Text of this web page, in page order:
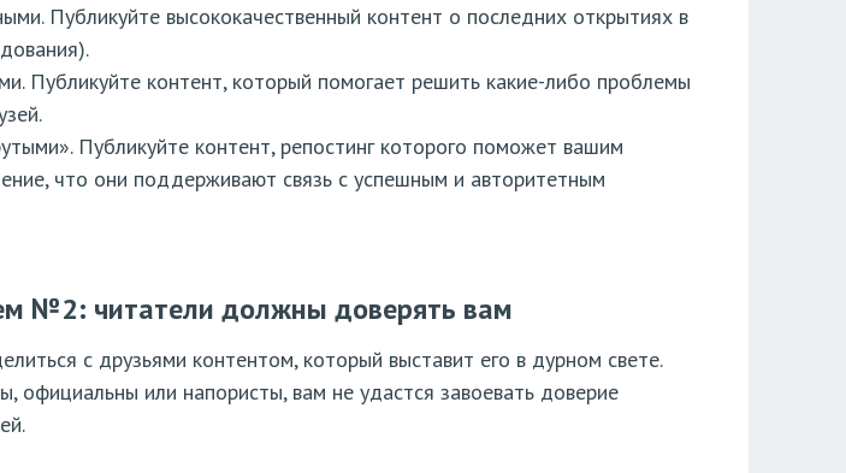
Публикуйте высококачественный контент о последних открытиях в
Публикуйте контент, который помогает решить какие-либо проблемы
Публикуйте контент, репостинг которого поможет вашим
что они поддерживают связь с успешным и авторитетным
№2: читатели должны доверять вам
с друзьями контентом, который выставит его в дурном свете.
официальны или напористы, вам не удастся завоевать доверие